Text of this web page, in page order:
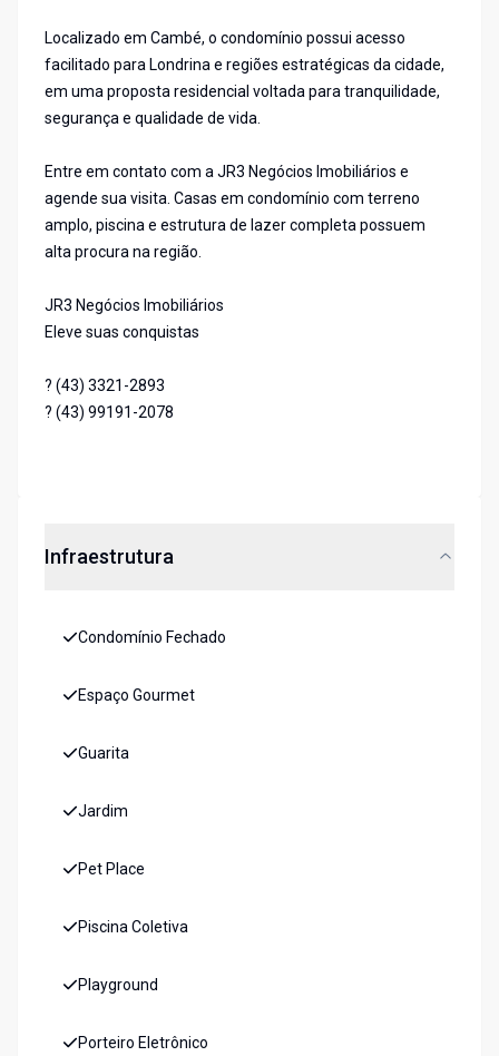
Localizado em Cambé, o condomínio possui acesso
facilitado para Londrina e regiões estratégicas da cidade,
em uma proposta residencial voltada para tranquilidade,
segurança e qualidade de vida.
Entre em contato com a JR3 Negócios Imobiliários e
agende sua visita. Casas em condomínio com terreno
amplo, piscina e estrutura de lazer completa possuem
alta procura na região.
JR3 Negócios Imobiliários
Eleve suas conquistas
? (43) 3321-2893
? (43) 99191-2078
Infraestrutura
Condomínio Fechado
Espaço Gourmet
Guarita
Jardim
Pet Place
Piscina Coletiva
Playground
Porteiro Eletrônico